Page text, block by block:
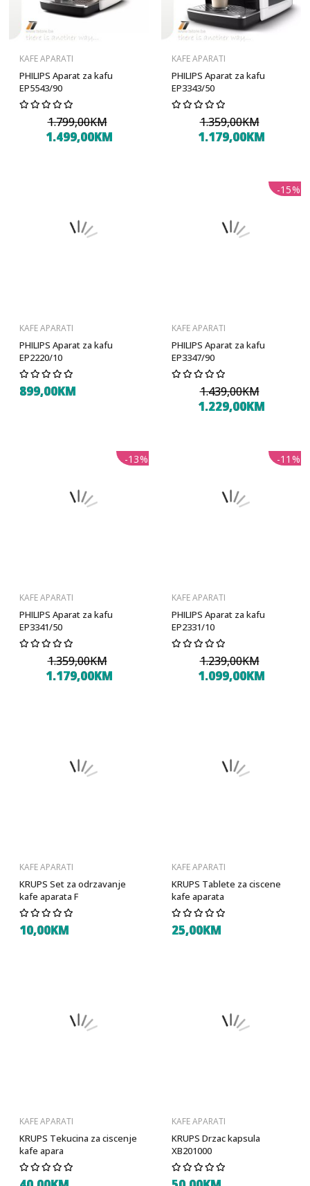
KAFE APARATI
PHILIPS Aparat za kafu
EP5543/90
1.799,00KM
1.499,00KM
KAFE APARATI
PHILIPS Aparat za kafu
EP3343/50
1.359,00KM
1.179,00KM
KAFE APARATI
PHILIPS Aparat za kafu
EP2220/10
899,00KM
-15%
KAFE APARATI
PHILIPS Aparat za kafu
EP3347/90
1.439,00KM
1.229,00KM
-13%
KAFE APARATI
PHILIPS Aparat za kafu
EP3341/50
1.359,00KM
1.179,00KM
-11%
KAFE APARATI
PHILIPS Aparat za kafu
EP2331/10
1.239,00KM
1.099,00KM
KAFE APARATI
KRUPS Set za odrzavanje
kafe aparata F
10,00KM
KAFE APARATI
KRUPS Tablete za ciscene
kafe aparata
25,00KM
KAFE APARATI
KRUPS Tekucina za ciscenje
kafe apara
KAFE APARATI
KRUPS Drzac kapsula
XB201000